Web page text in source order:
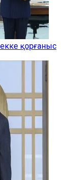
қорғаныс